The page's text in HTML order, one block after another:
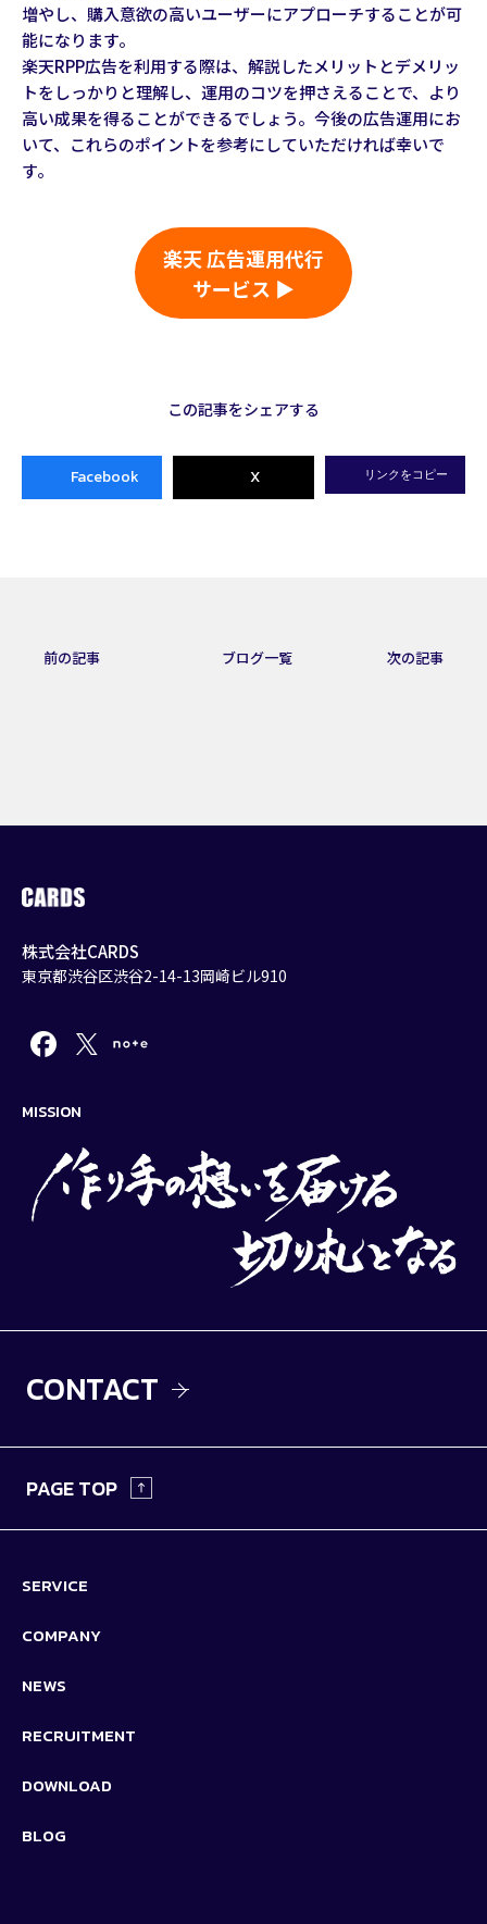
増やし、購入意欲の高いユーザーにアプローチすることが可
能になります。
楽天RPP広告を利用する際は、解説したメリットとデメリッ
トをしっかりと理解し、運用のコツを押さえることで、より
高い成果を得ることができるでしょう。今後の広告運用にお
いて、これらのポイントを参考にしていただければ幸いで
す。
楽天 広告運用代行
サービス ▶
この記事をシェアする
Facebook X リンクをコピー
前の記事 ブログ一覧 次の記事
株式会社CARDS
東京都渋谷区渋谷2-14-13岡崎ビル910
MISSION
CONTACT
PAGE TOP
SERVICE
COMPANY
NEWS
RECRUITMENT
DOWNLOAD
BLOG